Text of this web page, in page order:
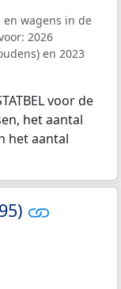
wagens in de
2026
en 2023
voor de
het aantal
het aantal